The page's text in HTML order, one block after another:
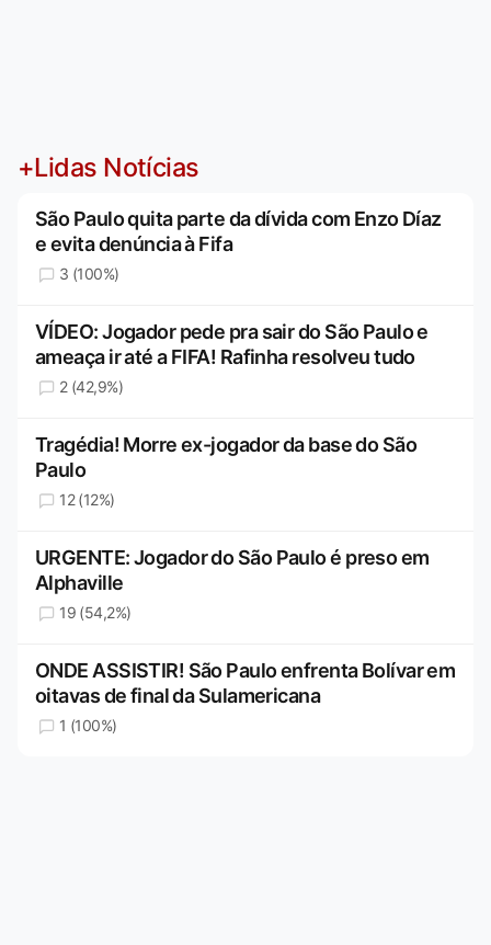
+Lidas Notícias
São Paulo quita parte da dívida com Enzo Díaz
e evita denúncia à Fifa
3 (100%)
VÍDEO: Jogador pede pra sair do São Paulo e
ameaça ir até a FIFA! Rafinha resolveu tudo
2 (42,9%)
Tragédia! Morre ex-jogador da base do São
Paulo
12 (12%)
URGENTE: Jogador do São Paulo é preso em
Alphaville
19 (54,2%)
ONDE ASSISTIR! São Paulo enfrenta Bolívar em
oitavas de final da Sulamericana
1 (100%)